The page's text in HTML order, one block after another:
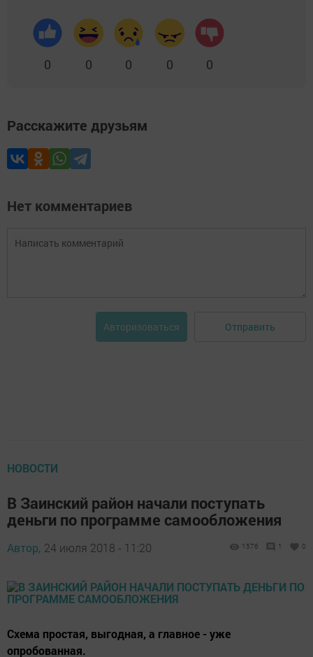
0 0 0 0 0
Расскажите друзьям
Нет комментариев
Авторизоваться Отправить
НОВОСТИ
В Заинский район начали поступать
деньги по программе самообложения
Автор, 24 июля 2018 - 11:20 1576 1 0
Схема простая, выгодная, а главное - уже
опробованная.